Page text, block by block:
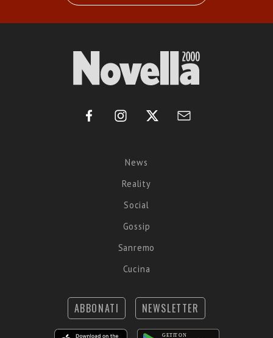
News
Reality
Social
Gossip
Sanremo
Cucina
ABBONATI NEWSLETTER